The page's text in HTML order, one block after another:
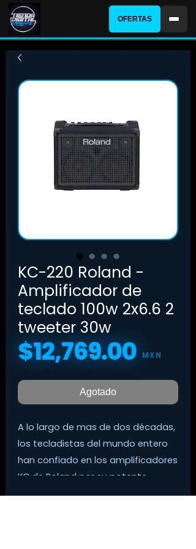
OFERTAS
KC-220 Roland -
Amplificador de
teclado 100w 2x6.6 2
tweeter 30w
$12,769.00 MXN
Agotado
A lo largo de mas de dos décadas,
los tecladistas del mundo entero
han confiado en los amplificadores
KC de Roland por su potente
sonido de alta-fidelidad, funciones